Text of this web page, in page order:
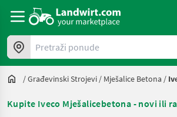
Pretraži ponude
/Građevinski Strojevi / Mješalice Betona /
Kupite Iveco Mješalicebetona - novi ili